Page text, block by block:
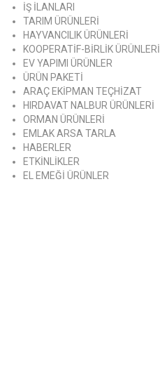
İŞ İLANLARI
TARIM ÜRÜNLERİ
HAYVANCILIK ÜRÜNLERİ
KOOPERATİF-BİRLİK ÜRÜNLERİ
EV YAPIMI ÜRÜNLER
ÜRÜN PAKETİ
ARAÇ EKİPMAN TEÇHİZAT
HIRDAVAT NALBUR ÜRÜNLERİ
ORMAN ÜRÜNLERİ
EMLAK ARSA TARLA
HABERLER
ETKİNLİKLER
EL EMEĞİ ÜRÜNLER